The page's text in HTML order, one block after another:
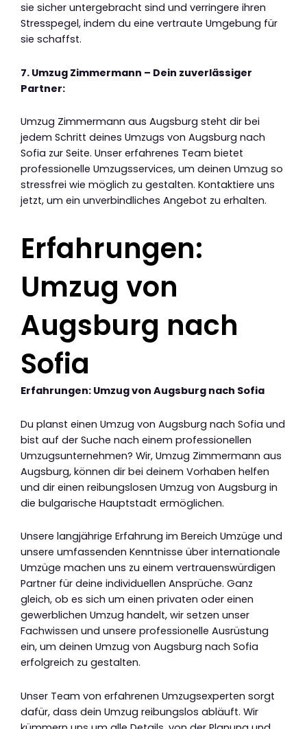
sie sicher untergebracht sind und verringere ihren
Stresspegel, indem du eine vertraute Umgebung für
sie schaffst.
7. Umzug Zimmermann – Dein zuverlässiger
Partner:
Umzug Zimmermann aus Augsburg steht dir bei
jedem Schritt deines Umzugs von Augsburg nach
Sofia zur Seite. Unser erfahrenes Team bietet
professionelle Umzugsservices, um deinen Umzug so
stressfrei wie möglich zu gestalten. Kontaktiere uns
jetzt, um ein unverbindliches Angebot zu erhalten.
Erfahrungen:
Umzug von
Augsburg nach
Sofia
Erfahrungen: Umzug von Augsburg nach Sofia
Du planst einen Umzug von Augsburg nach Sofia und
bist auf der Suche nach einem professionellen
Umzugsunternehmen? Wir, Umzug Zimmermann aus
Augsburg, können dir bei deinem Vorhaben helfen
und dir einen reibungslosen Umzug von Augsburg in
die bulgarische Hauptstadt ermöglichen.
Unsere langjährige Erfahrung im Bereich Umzüge und
unsere umfassenden Kenntnisse über internationale
Umzüge machen uns zu einem vertrauenswürdigen
Partner für deine individuellen Ansprüche. Ganz
gleich, ob es sich um einen privaten oder einen
gewerblichen Umzug handelt, wir setzen unser
Fachwissen und unsere professionelle Ausrüstung
ein, um deinen Umzug von Augsburg nach Sofia
erfolgreich zu gestalten.
Unser Team von erfahrenen Umzugsexperten sorgt
dafür, dass dein Umzug reibungslos abläuft. Wir